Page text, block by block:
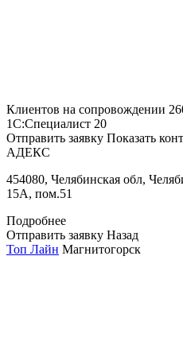
Клиентов на сопровождении
1С:Специалист 20
Отправить заявку Показать
АДЕКС
454080, Челябинская обл,
15А, пом.51
Подробнее
Отправить заявку Назад
Топ Лайн Магнитогорск